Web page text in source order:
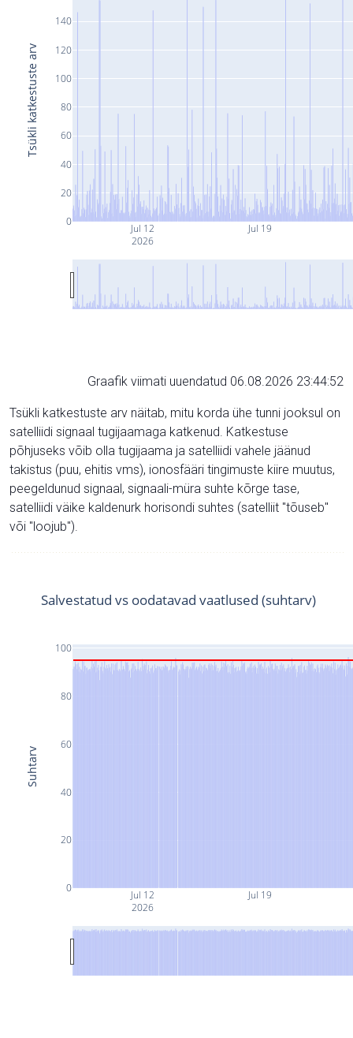
Jul 12
2026
Jul 19
0
20
40
60
80
100
120
140
Tsükli katkestuste arv
Graafik viimati uuendatud 06.08.2026 23:44:52
Tsükli katkestuste arv näitab, mitu korda ühe tunni jooksul on
satelliidi signaal tugijaamaga katkenud. Katkestuse
põhjuseks võib olla tugijaama ja satelliidi vahele jäänud
takistus (puu, ehitis vms), ionosfääri tingimuste kiire muutus,
peegeldunud signaal, signaali-müra suhte kõrge tase,
satelliidi väike kaldenurk horisondi suhtes (satelliit "tõuseb"
või "loojub").
Jul 12
2026
Jul 19
0
20
40
60
80
100
Salvestatud vs oodatavad vaatlused (suhtarv)
Suhtarv